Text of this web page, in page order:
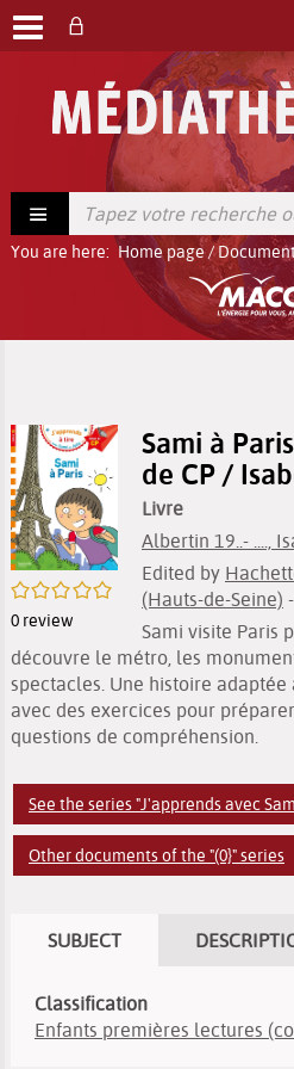
You are here: Home page/
/5
0 review
Sami à
de CP /
Livre
Albertin 19..- ....,
Edited by
(Hauts-de-Seine)
Sami visite Paris
découvre le métro, les
spectacles. Une histoire
avec des exercices pour
questions de compréhension.
See the series "J'apprends avec
Other documents of the "(0}" series
SUBJECT
Classification
Enfants premières lectures